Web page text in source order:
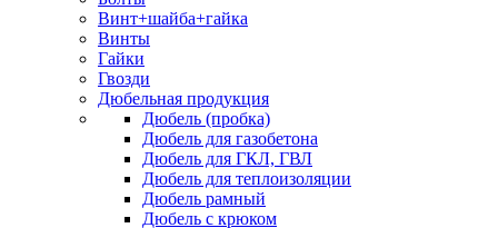
Винт+шайба+гайка
Винты
Гайки
Гвозди
Дюбельная продукция
Дюбель (пробка)
Дюбель для газобетона
Дюбель для ГКЛ, ГВЛ
Дюбель для теплоизоляции
Дюбель рамный
Дюбель с крюком